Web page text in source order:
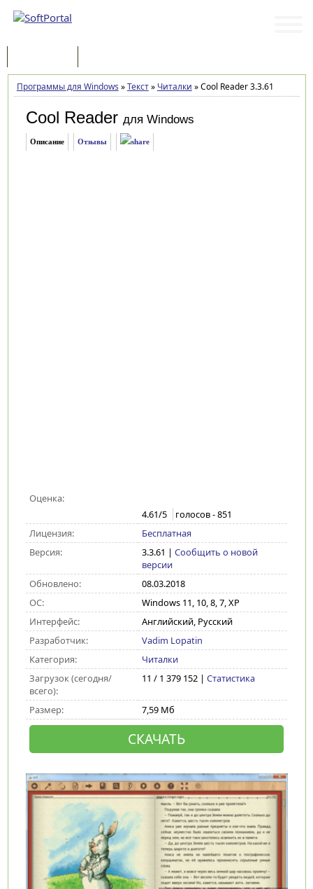
Программы для Windows »Текст» Читалки »Cool Reader 3.3.61
Cool Reader для Windows
Описание Отзывы
Оценка:
4.61/5 голосов -851
Лицензия:
Бесплатная
Версия:
3.3.61 | Сообщить о новой
версии
Обновлено:
08.03.2018
ОС:
Windows 11, 10, 8, 7, XP
Интерфейс:
Английский, Русский
Разработчик:
Vadim Lopatin
Категория:
Читалки
Загрузок (сегодня/
всего):
11 / 1 379 152 | Статистика
Размер: 7,59 Мб
СКАЧАТЬ